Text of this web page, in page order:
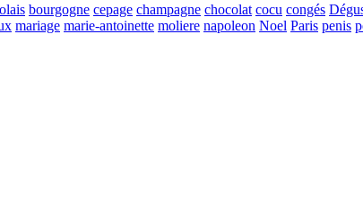
bourgogne cepage champagne chocolat cocu congés
mariage marie-antoinette moliere napoleon Noel Paris penis